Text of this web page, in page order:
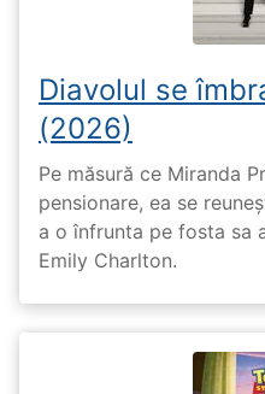
Diavolul se
(2026)
Pe măsură ce Miranda
pensionare, ea se
a o înfrunta pe fosta sa
Emily Charlton.